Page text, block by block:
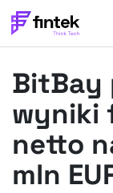
BANKOWOŚĆ
FELIETONY
WYWIADY
LEGAL
BitBay
wyniki
netto
mln